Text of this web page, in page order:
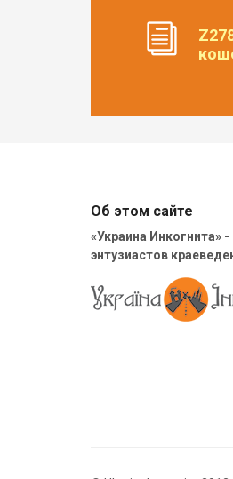
Об этом сайте
«Украина Инкогнита»
энтузиастов